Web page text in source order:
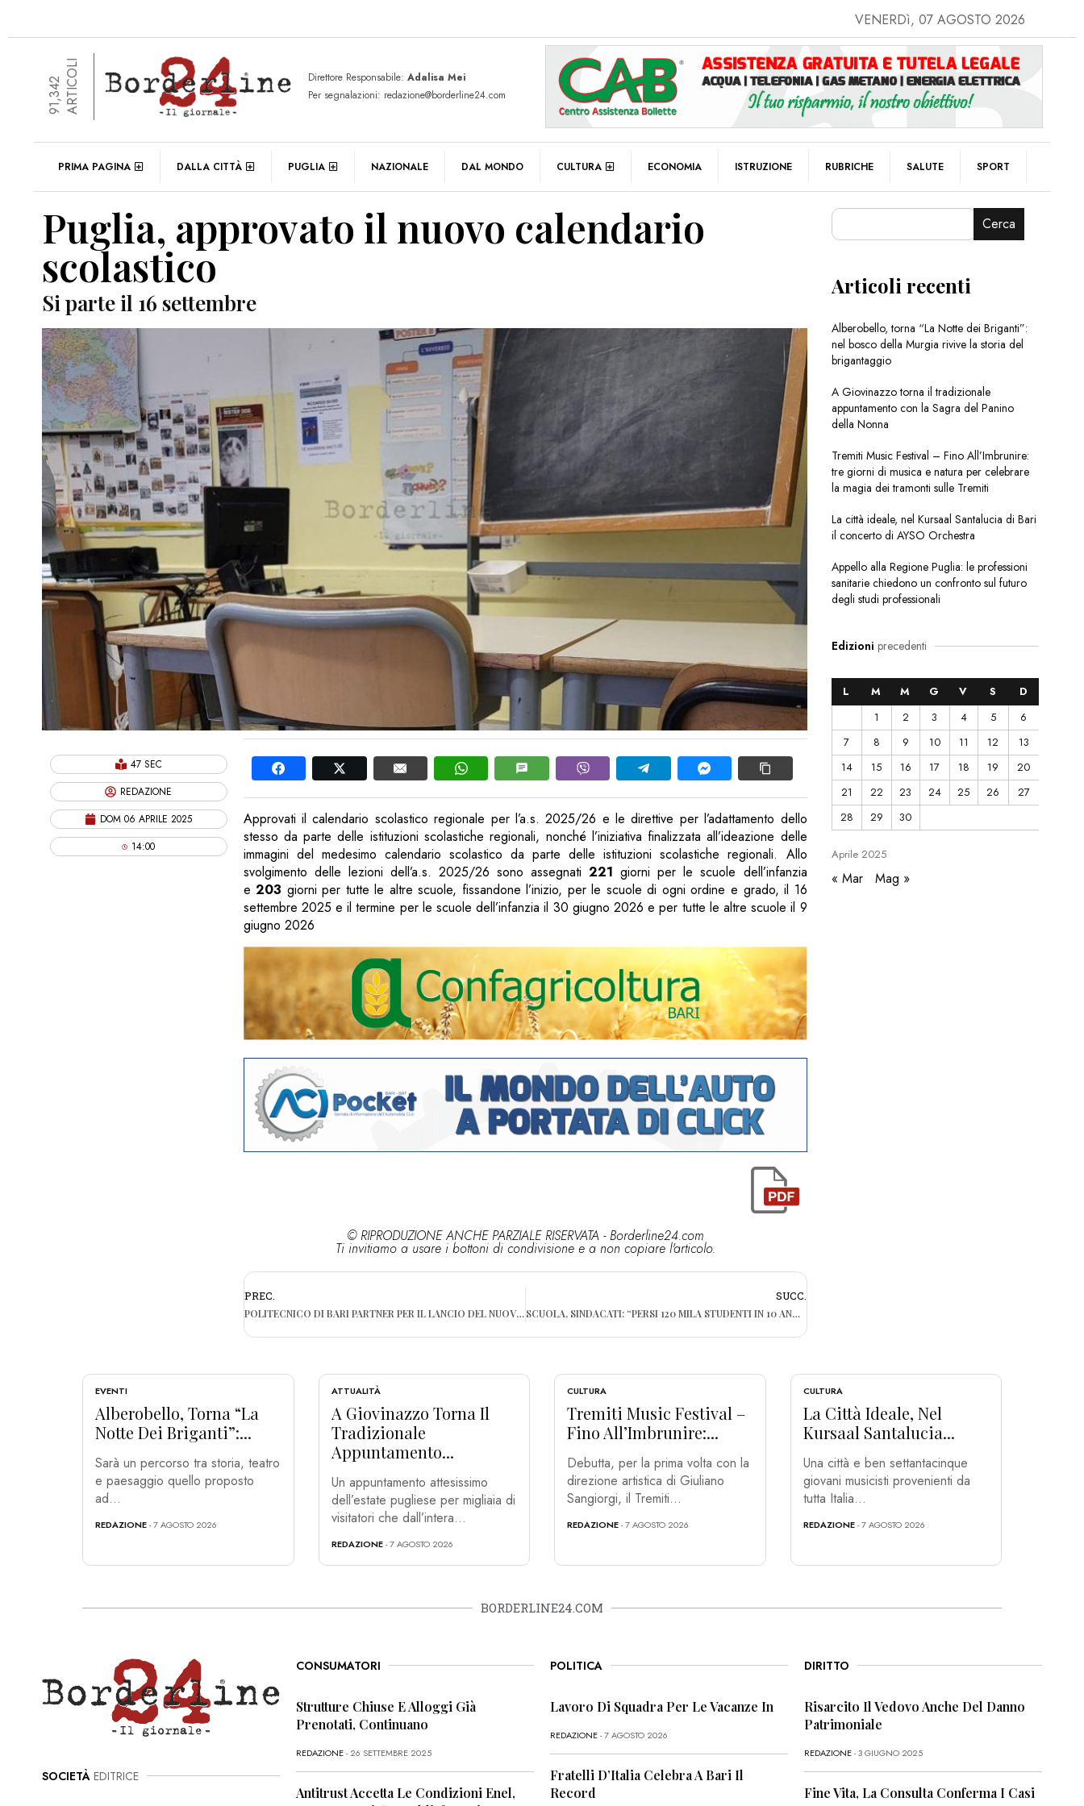
VENERDì, 07 AGOSTO 2026
91,342ARTICOLI Direttore Responsabile: Adalisa Mei
Per segnalazioni: redazione@borderline24.com
PRIMA PAGINA DALLA CITTÀ PUGLIA NAZIONALE DAL MONDO CULTURA ECONOMIA ISTRUZIONE RUBRICHE SALUTE SPORT
Puglia, approvato il nuovo calendario
scolastico
Si parte il 16 settembre
47 SEC
REDAZIONE
DOM 06 APRILE 2025
14:00
Approvati il calendario scolastico regionale per l’a.s. 2025/26 e le direttive per l’adattamento dello
stesso da parte delle istituzioni scolastiche regionali, nonché l’iniziativa finalizzata all’ideazione delle
immagini del medesimo calendario scolastico da parte delle istituzioni scolastiche regionali. Allo
svolgimento delle lezioni dell’a.s. 2025/26 sono assegnati221 giorni per le scuole dell’infanzia
e203 giorni per tutte le altre scuole, fissandone l’inizio, per le scuole di ogni ordine e grado, il 16
settembre 2025 e il termine per le scuole dell’infanzia il 30 giugno 2026 e per tutte le altre scuole il 9
giugno 2026
© RIPRODUZIONE ANCHE PARZIALE RISERVATA - Borderline24.com
Ti invitiamo a usare i bottoni di condivisione e a non copiare l'articolo.
PREC.
POLITECNICO DI BARI PARTNER PER IL LANCIO DEL NUOVO NANOSATELLITE
SUCC.
SCUOLA, SINDACATI: “PERSI 120 MILA STUDENTI IN 10 ANNI”
Cerca
Articoli recenti
Alberobello, torna “La Notte dei Briganti”:
nel bosco della Murgia rivive la storia del
brigantaggio
A Giovinazzo torna il tradizionale
appuntamento con la Sagra del Panino
della Nonna
Tremiti Music Festival – Fino All’Imbrunire:
tre giorni di musica e natura per celebrare
la magia dei tramonti sulle Tremiti
La città ideale, nel Kursaal Santalucia di Bari
il concerto di AYSO Orchestra
Appello alla Regione Puglia: le professioni
sanitarie chiedono un confronto sul futuro
degli studi professionali
Edizioni precedenti
Aprile2025
L M M G V S
D
1
2 3 4 5
6
7
8 9 10 11 12
13
14
15 16 17 18 19
20
21
22 23 24 25 26
27
28
29 30
« Mar Mag »
EVENTI
Alberobello, Torna “La
Notte Dei Briganti”:...
Sarà un percorso tra storia, teatro
e paesaggio quello proposto
ad...
REDAZIONE- 7 AGOSTO 2026
ATTUALITÀ
A Giovinazzo Torna Il
Tradizionale
Appuntamento...
Un appuntamento attesissimo
dell’estate pugliese per migliaia di
visitatori che dall’intera...
REDAZIONE- 7 AGOSTO 2026
CULTURA
Tremiti Music Festival –
Fino All’Imbrunire:...
Debutta, per la prima volta con la
direzione artistica di Giuliano
Sangiorgi, il Tremiti...
REDAZIONE- 7 AGOSTO 2026
CULTURA
La Città Ideale, Nel
Kursaal Santalucia...
Una città e ben settantacinque
giovani musicisti provenienti da
tutta Italia...
REDAZIONE- 7 AGOSTO 2026
BORDERLINE24.COM
SOCIETÀ EDITRICE
CONSUMATORI
Strutture Chiuse E Alloggi Già
Prenotati, Continuano
REDAZIONE- 26 SETTEMBRE 2025
Antitrust Accetta Le Condizioni Enel,
POLITICA
Lavoro Di Squadra Per Le Vacanze In
REDAZIONE- 7 AGOSTO 2026
Fratelli D’Italia Celebra A Bari Il
Record
DIRITTO
Risarcito Il Vedovo Anche Del Danno
Patrimoniale
REDAZIONE- 3 GIUGNO 2025
Fine Vita, La Consulta Conferma I Casi